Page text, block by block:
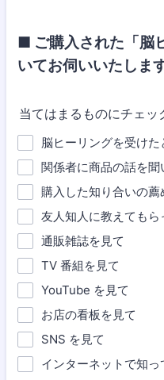
■ ご購入された「脳
いてお伺いいたします
当てはまるものにチェッ
脳ヒーリングを受けた
関係者に商品の話を聞
購入した知り合いの薦
友人知人に教えてもら
通販雑誌を見て
TV 番組を見て
YouTube を見て
お店の看板を見て
SNS を見て
インターネットで知っ